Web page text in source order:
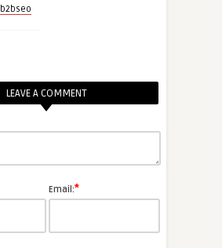
b2bseo
LEAVE A COMMENT
Email:*